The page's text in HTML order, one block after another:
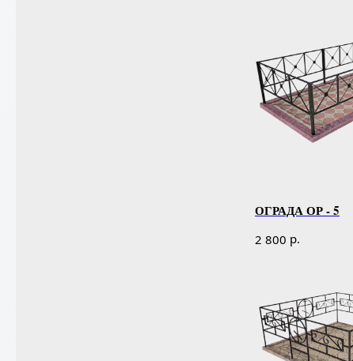
ОГРАДА ОР - 5
2 800 р.